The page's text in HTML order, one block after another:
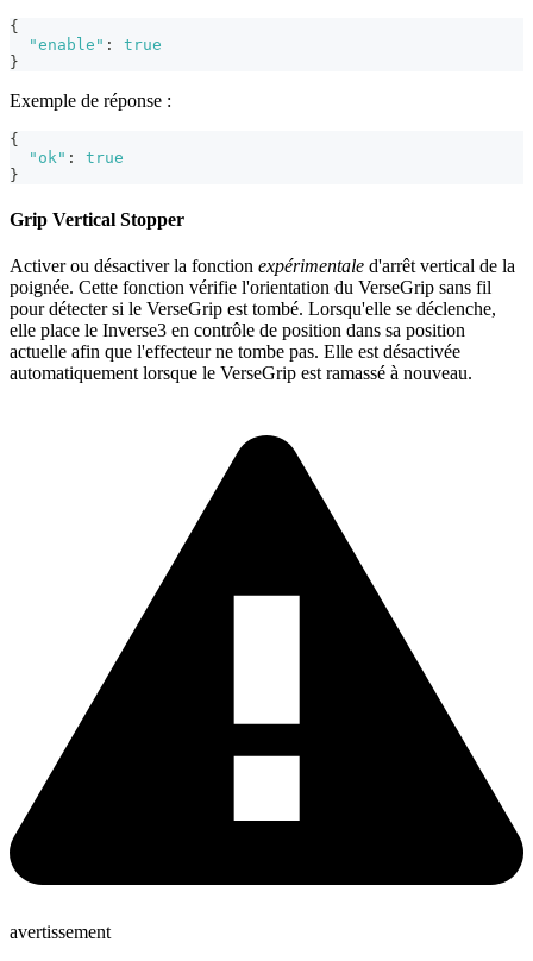
{
"enable" :
true
}
Exemple de réponse :
{
"ok" :
true
}
Grip Vertical Stopper
Activer ou désactiver la fonction expérimentale d'arrêt vertical de la
poignée. Cette fonction vérifie l'orientation du VerseGrip sans fil
pour détecter si le VerseGrip est tombé. Lorsqu'elle se déclenche,
elle place le Inverse3 en contrôle de position dans sa position
actuelle afin que l'effecteur ne tombe pas. Elle est désactivée
automatiquement lorsque le VerseGrip est ramassé à nouveau.
avertissement